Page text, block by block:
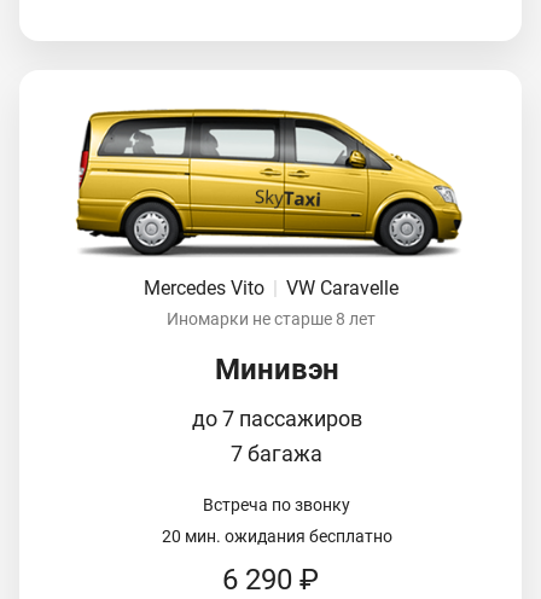
Mercedes Vito VW Caravelle
Иномарки не старше 8 лет
Минивэн
до 7 пассажиров
7 багажа
Встреча по звонку
20 мин. ожидания бесплатно
6 290 ₽